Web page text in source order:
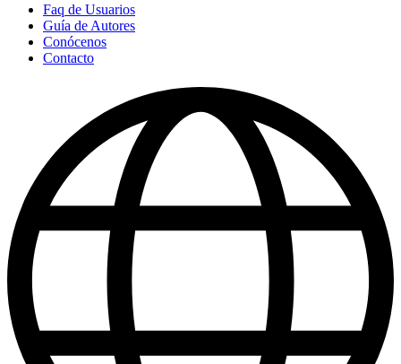
Faq de Usuarios
Guía de Autores
Conócenos
Contacto